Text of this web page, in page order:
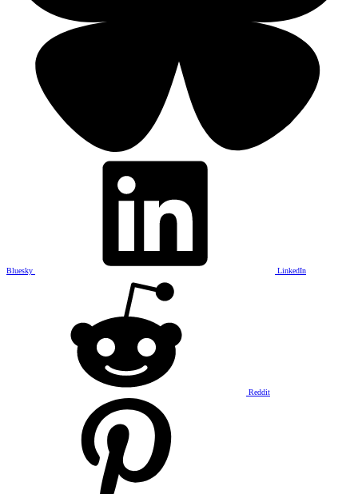
Bluesky LinkedIn
Reddit